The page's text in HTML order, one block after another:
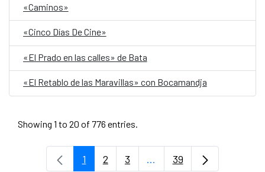
«Caminos»
«Cinco Días De Cine»
«El Prado en las calles» de Bata
«El Retablo de las Maravillas» con Bocamandja
Showing 1 to 20 of 776 entries.
Page
1 Page
2 Page
3 ...Intermediate Pages Use
Page
39